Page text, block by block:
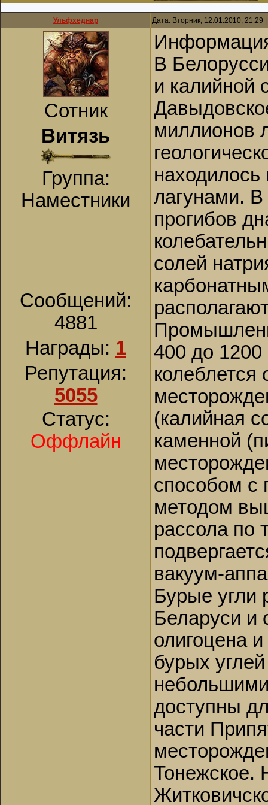
Ульфхеднар Дата: Вторник, 12.01.2010,
Сотник
Витязь
Группа:
Наместники
Сообщений:
4881
Награды: 1
Репутация:
5055
Статус:
Оффлайн
В
и калийной
миллионов
лагунами. В
прогибов
солей
400 до
колеблется
(калийная
каменной
способом с
методом
рассола по
вакуум-
Бурые угли
Беларуси и
олигоцена
бурых
доступны
части
Тонежское.